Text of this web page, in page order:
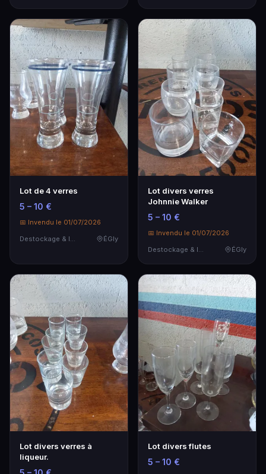
Lot de 4 verres
5 – 10 €
📅 Invendu le 01/07/2026
Destockage & Invendus
ÉGly
Lot divers verres
Johnnie Walker
5 – 10 €
📅 Invendu le 01/07/2026
Destockage & Invendus
ÉGly
Lot divers verres à
liqueur.
Lot divers flutes
5 – 10 €